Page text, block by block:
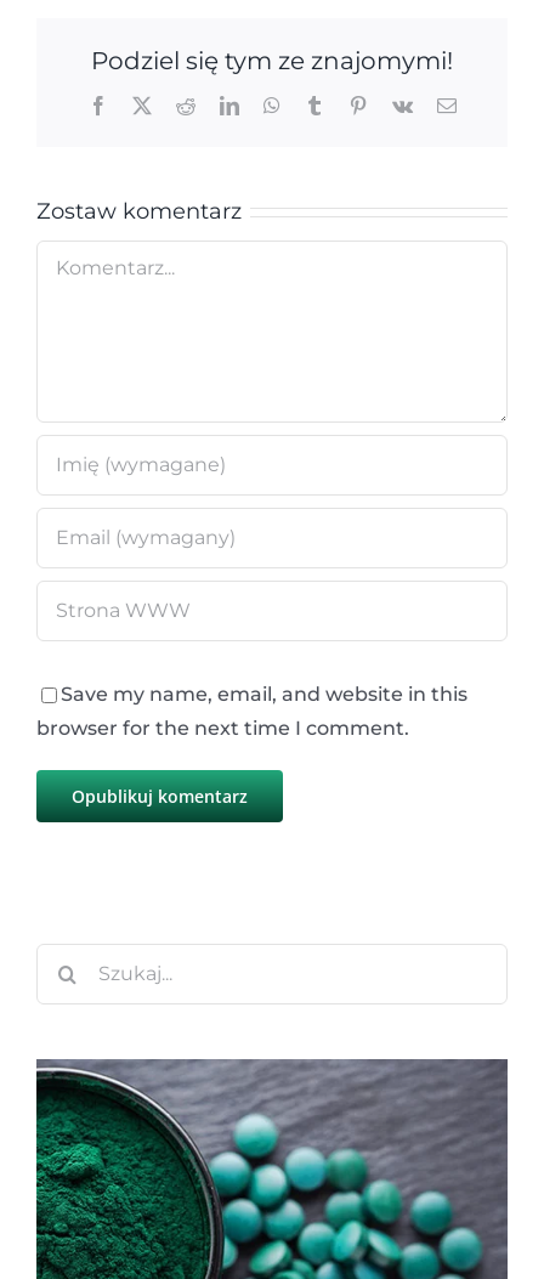
Podziel się tym ze znajomymi!
Facebook
X RedditLinkedInWhatsApp
TumblrPinterest
Vk Email
Zostaw komentarz
Comment
Save my name, email, and website in this
browser for the next time I comment.